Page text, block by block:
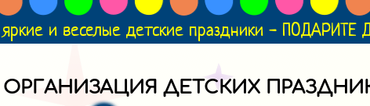
и веселые детские праздники -
ОРГАНИЗАЦИЯ ДЕТСКИХ